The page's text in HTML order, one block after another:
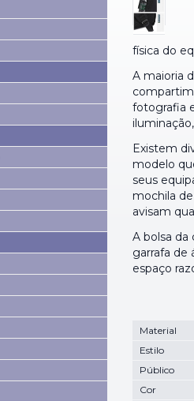
física do
A maioria
fotografia
Existem
modelo
seus
mochila
avisam
A bolsa da
garrafa de
espaço
Material
Estilo
Público
Cor